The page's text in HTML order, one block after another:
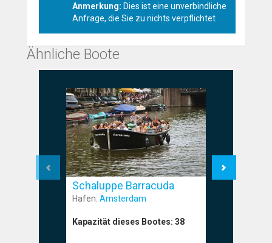
Anmerkung: Dies ist eine unverbindliche
Anfrage, die Sie zu nichts verpflichtet
Ähnliche Boote
Schaluppe Barracuda
Hafen: Amsterdam
Kapazität dieses Bootes: 38